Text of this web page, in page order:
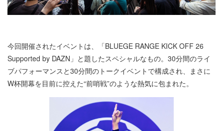
今回開催されたイベントは、「BLUEGE RANGE KICK OFF 26
Supported by DAZN」と題したスペシャルなもの。30分間のライ
ブパフォーマンスと30分間のトークイベントで構成され、まさに
W杯開幕を目前に控えた“前哨戦”のような熱気に包まれた。